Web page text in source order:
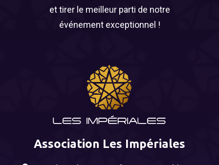
et tirer le meilleur parti de notre
événement exceptionnel !
Association Les Impériales